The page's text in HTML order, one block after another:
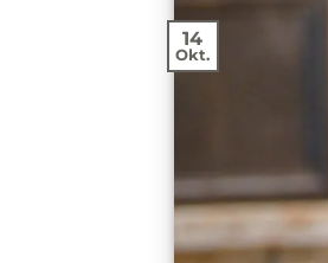
14
Okt.